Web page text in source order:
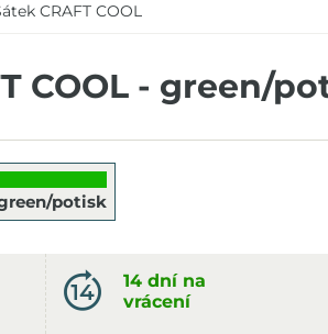
CRAFT COOL
COOL - green/
potisk
14 dní na
vrácení